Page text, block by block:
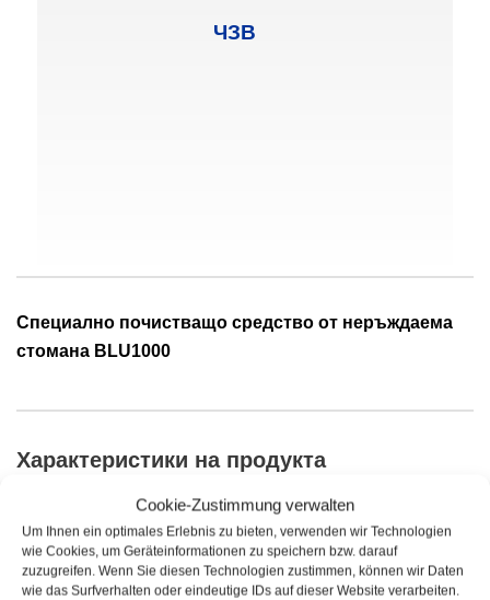
Cookie-Zustimmung verwalten
Um Ihnen ein optimales Erlebnis zu bieten, verwenden wir Technologien
wie Cookies, um Geräteinformationen zu speichern bzw. darauf
zuzugreifen. Wenn Sie diesen Technologien zustimmen, können wir Daten
wie das Surfverhalten oder eindeutige IDs auf dieser Website verarbeiten.
ЧЗВ
Специално почистващо средство от неръждаема
стомана BLU1000
Характеристики на продукта
Продуктът съдържа високо активни почистващи
добавки и добавки за възстановяване на най -тежките
замърсени, повредени, корозирали и грозни